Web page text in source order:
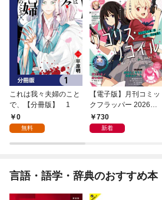
これは我々夫婦のこと
で、【分冊版】 1
0
無料
【電子版】月刊コミッ
クフラッパー 2026年9
月号730
新着
言語・語学・辞典のおすすめ本